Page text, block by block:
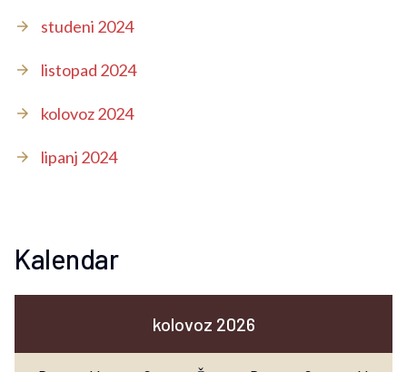
studeni 2024
listopad 2024
kolovoz 2024
lipanj 2024
Kalendar
kolovoz 2026